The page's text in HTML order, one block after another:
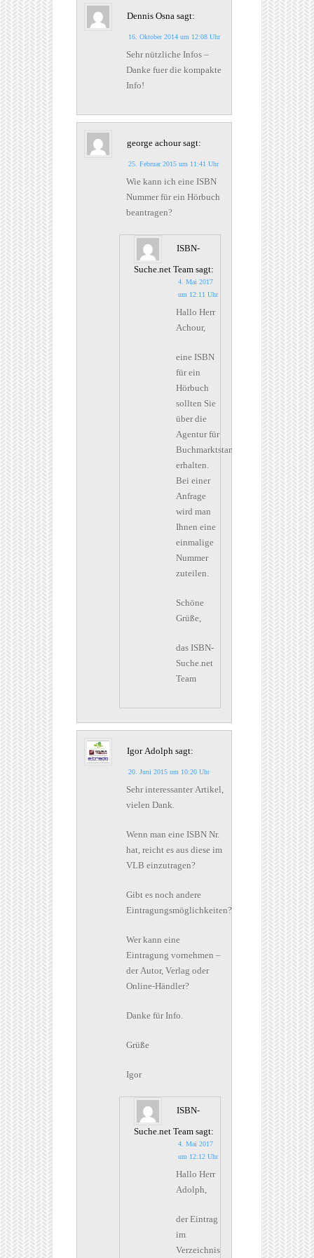
Dennis Osna sagt:
16. Oktober 2014 um 12:08 Uhr
Sehr nützliche Infos –
Danke fuer die kompakte
Info!
george achour sagt:
25. Februar 2015 um 11:41 Uhr
Wie kann ich eine ISBN
Nummer für ein Hörbuch
beantragen?
ISBN-
Suche.net Team sagt:
4. Mai 2017
um 12:11 Uhr
Hallo Herr
Achour,
eine ISBN
für ein
Hörbuch
sollten Sie
über die
Agentur für
Buchmarktstandards
erhalten.
Bei einer
Anfrage
wird man
Ihnen eine
einmalige
Nummer
zuteilen.
Schöne
Grüße,
das ISBN-
Suche.net
Team
Igor Adolph sagt:
20. Juni 2015 um 10:20 Uhr
Sehr interessanter Artikel,
vielen Dank.
Wenn man eine ISBN Nr.
hat, reicht es aus diese im
VLB einzutragen?
Gibt es noch andere
Eintragungsmöglichkeiten?
Wer kann eine
Eintragung vornehmen –
der Autor, Verlag oder
Online-Händler?
Danke für Info.
Grüße
Igor
ISBN-
Suche.net Team sagt:
4. Mai 2017
um 12:12 Uhr
Hallo Herr
Adolph,
der Eintrag
im
Verzeichnis